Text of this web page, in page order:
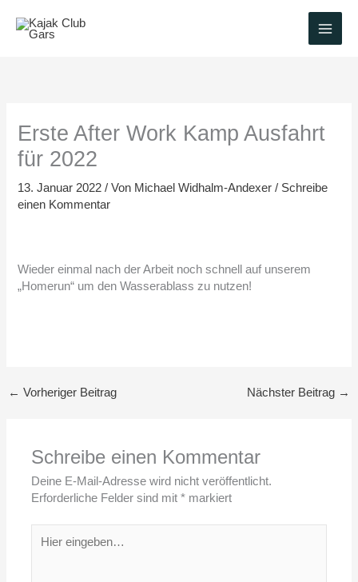
Inhalt
springen
Erste After Work Kamp Ausfahrt
für 2022
13. Januar 2022/ Von Michael Widhalm-Andexer/ Schreibe
einen Kommentar
Wieder einmal nach der Arbeit noch schnell auf unserem
„Homerun“ um den Wasserablass zu nutzen!
← Vorheriger Beitrag Nächster Beitrag →
Schreibe einen Kommentar
Deine E-Mail-Adresse wird nicht veröffentlicht.
Erforderliche Felder sind mit* markiert
eingeben…